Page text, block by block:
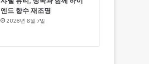
엔드 향수 재조명
2026년 8월 7일